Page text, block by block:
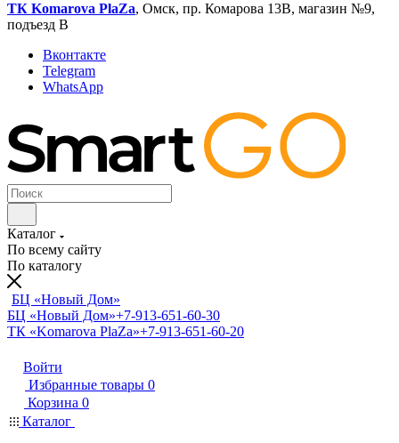
ТК Komarova PlaZa, Омск, пр. Комарова 13В, магазин №9,
подъезд В
Вконтакте
Telegram
WhatsApp
Каталог
По всему сайту
По каталогу
БЦ «Новый Дом»
БЦ «Новый Дом»+7-913-651-60-30
ТК «Komarova PlaZa»+7-913-651-60-20
Войти
Избранные товары 0
Корзина 0
Каталог